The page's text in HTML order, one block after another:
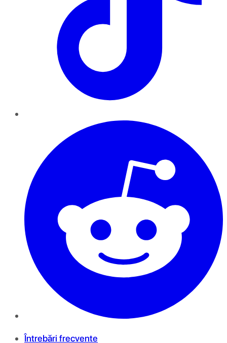
Întrebări frecvente